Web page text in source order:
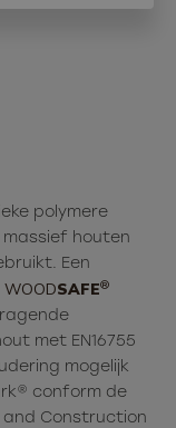
polymere
houten
Een
WOODSAFE®
met EN16755
mogelijk
conform de
and Construction